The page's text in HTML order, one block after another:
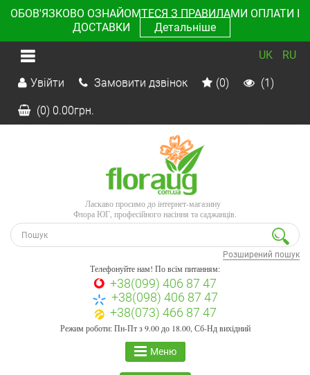
ОБОВ'ЯЗКОВО ОЗНАЙОМТЕСЯ З ПРАВИЛАМИ ОПЛАТИ І
ДОСТАВКИ
Детальніше
UK RU
Увійти Замовити дзвінок (0) (1)
(0) 0.00грн.
Ласкаво просимо до інтернет-магазину
Флора ЮГ, професійного насіння та саджанців.
Розширений пошук
Телефонуйте нам! По всім питанням:
+38(099) 406 87 47
+38(098) 406 87 47
+38(073) 466 87 47
Режим роботи: Пн-Пт з 9.00 до 18.00, Сб-Нд вихідний
Меню